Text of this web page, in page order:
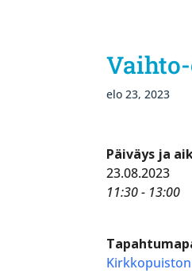
elo 23, 2023
Päiväys ja
23.08.2023
11:30 - 13:00
Kirkkopuiston